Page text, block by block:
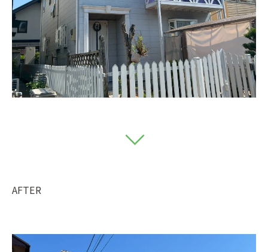
AFTER